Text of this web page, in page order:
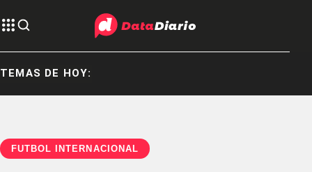
TEMAS DE HOY:
FÚTBOL INTERNACIONAL